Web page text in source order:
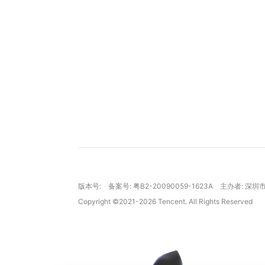
版本号: 备案号: 粤B2-20090059-1623A
主办者: 深圳
Copyright ©2021-2026 Tencent. All Rights Reserved